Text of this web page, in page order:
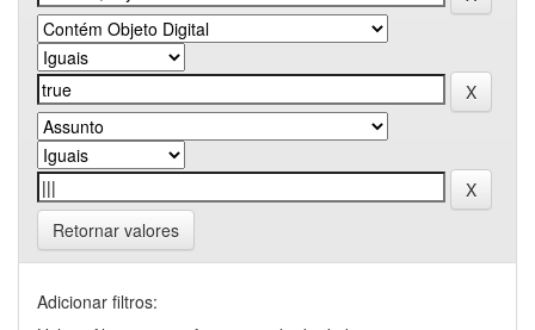
Retornar valores
Adicionar filtros: